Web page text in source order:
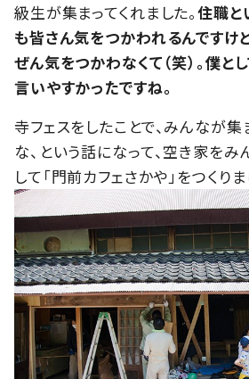
級生が集まってくれました。住職と
も皆さん気をつかわれるんですけ
ぜん気をつかわなくて（笑）。僕と
言いやすかったですね。
寺フェスをしたことで、みんなが
な、という話になって、空き家をみ
して「門前カフェさかや」をつくりま